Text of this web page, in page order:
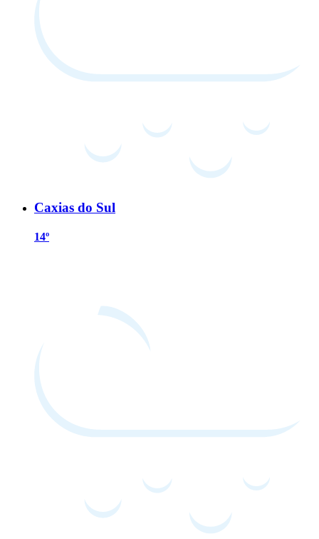
Caxias do Sul
14º